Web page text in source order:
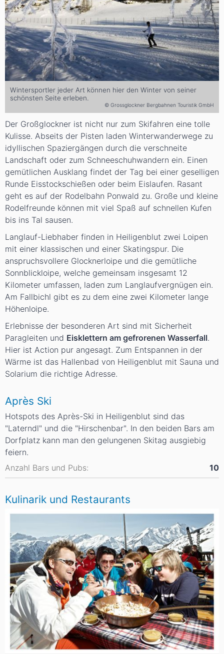
Wintersportler jeder Art können hier den Winter von seiner
schönsten Seite erleben.
© Grossglockner Bergbahnen Touristik GmbH
Der Großglockner ist nicht nur zum Skifahren eine tolle
Kulisse. Abseits der Pisten laden Winterwanderwege zu
idyllischen Spaziergängen durch die verschneite
Landschaft oder zum Schneeschuhwandern ein. Einen
gemütlichen Ausklang findet der Tag bei einer geselligen
Runde Eisstockschießen oder beim Eislaufen. Rasant
geht es auf der Rodelbahn Ponwald zu. Große und kleine
Rodelfreunde können mit viel Spaß auf schnellen Kufen
bis ins Tal sausen.
Langlauf-Liebhaber finden in Heiligenblut zwei Loipen
mit einer klassischen und einer Skatingspur. Die
anspruchsvollere Glocknerloipe und die gemütliche
Sonnblickloipe, welche gemeinsam insgesamt 12
Kilometer umfassen, laden zum Langlaufvergnügen ein.
Am Fallbichl gibt es zu dem eine zwei Kilometer lange
Höhenloipe.
Erlebnisse der besonderen Art sind mit Sicherheit
Paragleiten und Eisklettern am gefrorenen Wasserfall.
Hier ist Action pur angesagt. Zum Entspannen in der
Wärme ist das Hallenbad von Heiligenblut mit Sauna und
Solarium die richtige Adresse.
Après Ski
Hotspots des Après-Ski in Heiligenblut sind das
"Laterndl" und die "Hirschenbar". In den beiden Bars am
Dorfplatz kann man den gelungenen Skitag ausgiebig
feiern.
Anzahl Bars und Pubs:
10
Kulinarik und Restaurants